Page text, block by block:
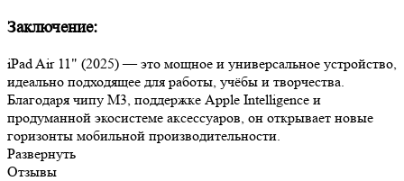
Заключение:
iPad Air 11" (2025) — это мощное и универсальное устройство,
идеально подходящее для работы, учёбы и творчества.
Благодаря чипу M3, поддержке Apple Intelligence и
продуманной экосистеме аксессуаров, он открывает новые
горизонты мобильной производительности.
Развернуть
Отзывы